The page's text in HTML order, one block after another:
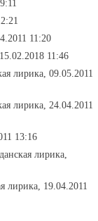
11:20
11:46
лирика, 09.05.2011
лирика, 24.04.2011
13:16
лирика,
лирика, 19.04.2011